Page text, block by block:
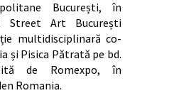
București, în
Street Art București
multidisciplinară co-
și Pisica Pătrată pe bd.
de Romexpo, în
Romania.